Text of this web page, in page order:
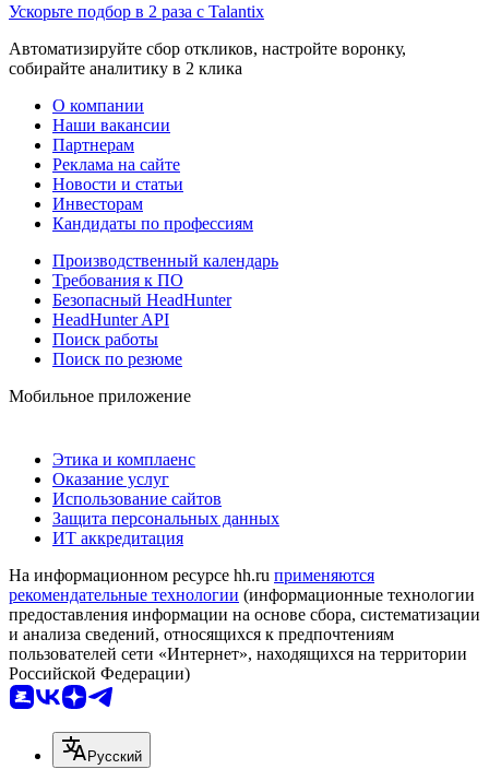
Ускорьте подбор в 2 раза с Talantix
Автоматизируйте сбор откликов, настройте воронку,
собирайте аналитику в 2 клика
О компании
Наши вакансии
Партнерам
Реклама на сайте
Новости и статьи
Инвесторам
Кандидаты по профессиям
Производственный календарь
Требования к ПО
Безопасный HeadHunter
HeadHunter API
Поиск работы
Поиск по резюме
Мобильное приложение
Этика и комплаенс
Оказание услуг
Использование сайтов
Защита персональных данных
ИТ аккредитация
На информационном ресурсе hh.ru применяются
рекомендательные технологии (информационные технологии
предоставления информации на основе сбора, систематизации
и анализа сведений, относящихся к предпочтениям
пользователей сети «Интернет», находящихся на территории
Российской Федерации)
Русский